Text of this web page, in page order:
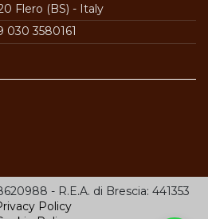
Flero (BS) - Italy
030 3580161
- R.E.A. di Brescia: 441353
Policy